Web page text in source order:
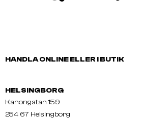
HANDLA ONLINE ELLER I BUTIK
HELSINGBORG
Kanongatan 159
254 67 Helsingborg